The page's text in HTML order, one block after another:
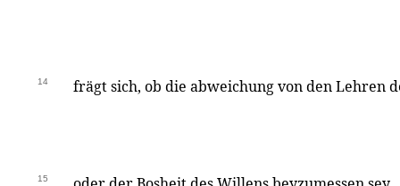
14 frägt sich, ob die abweichung von den Lehren
15